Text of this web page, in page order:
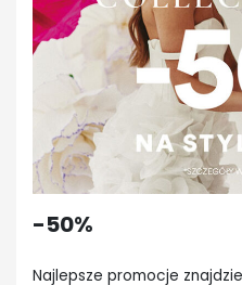
-50%
Najlepsze promocje